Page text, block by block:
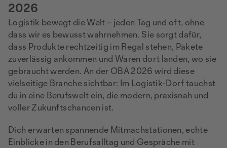
2026
Logistik bewegt die Welt – jeden Tag und oft, ohne
dass wir es bewusst wahrnehmen. Sie sorgt dafür,
dass Produkte rechtzeitig im Regal stehen, Pakete
zuverlässig ankommen und Waren dort landen, wo sie
gebraucht werden. An der OBA 2026 wird diese
vielseitige Branche sichtbar: Im Logistik-Dorf tauchst
du in eine Berufswelt ein, die modern, praxisnah und
voller Zukunftschancen ist.
Dich erwarten spannende Mitmachstationen, echte
Einblicke in den Berufsalltag und Gespräche mit